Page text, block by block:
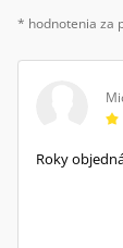
* hodnotenia za
Roky